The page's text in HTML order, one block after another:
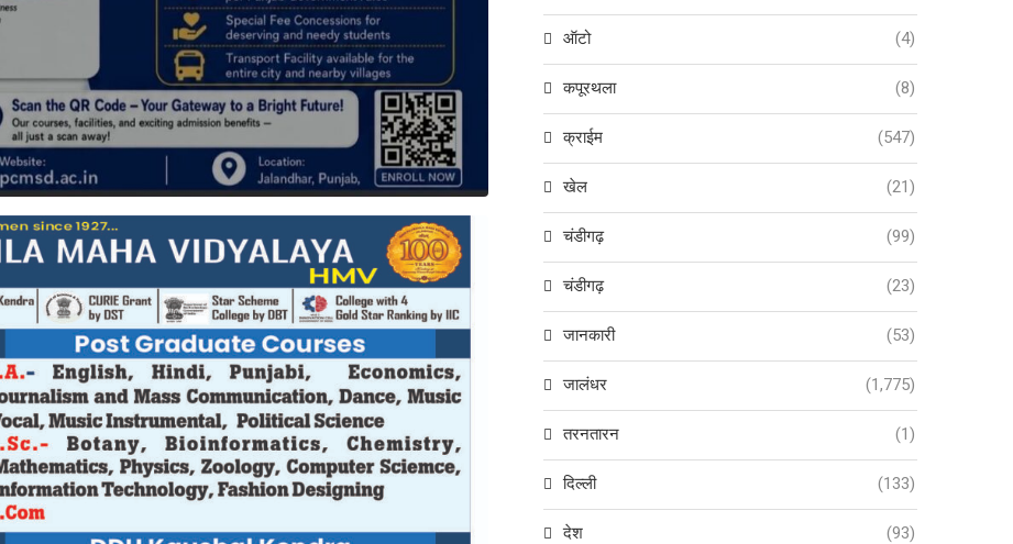
ऑटो (4)
कपूरथला (8)
क्राईम (547)
खेल (21)
चंडीगढ़ (99)
चंडीगढ़ (23)
जानकारी (53)
जालंधर (1,775)
तरनतारन (1)
दिल्ली (133)
देश (93)